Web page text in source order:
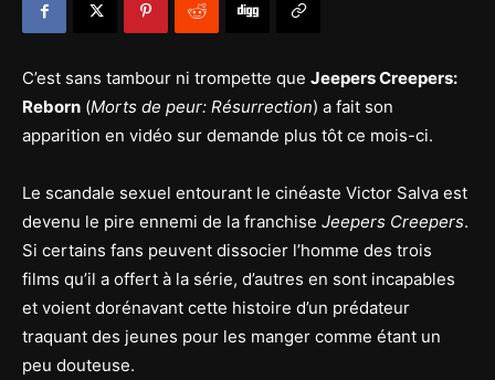
C’est sans tambour ni trompette que Jeepers Creepers:
Reborn (Morts de peur: Résurrection) a fait son
apparition en vidéo sur demande plus tôt ce mois-ci.
Le scandale sexuel entourant le cinéaste Victor Salva est
devenu le pire ennemi de la franchise Jeepers Creepers.
Si certains fans peuvent dissocier l’homme des trois
films qu’il a offert à la série, d’autres en sont incapables
et voient dorénavant cette histoire d’un prédateur
traquant des jeunes pour les manger comme étant un
peu douteuse.